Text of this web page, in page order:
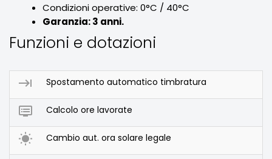
Condizioni operative: 0°C / 40°C
Garanzia: 3 anni.
Funzioni e dotazioni
 Spostamento automatico timbratura
 Calcolo ore lavorate
 Cambio aut. ora solare legale